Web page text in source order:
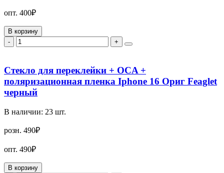
опт. 400₽
В корзину
-
+
Стекло для переклейки + OCA +
поляризационная пленка Iphone 16 Ориг Feaglet
черный
В наличии: 23 шт.
розн. 490₽
опт. 490₽
В корзину